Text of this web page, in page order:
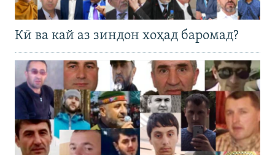
Кӣ ва кай аз зиндон хоҳад баромад?